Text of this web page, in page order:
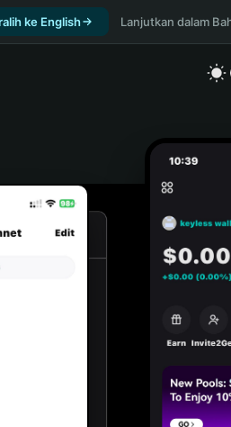
ke English Lanjutkan dalam